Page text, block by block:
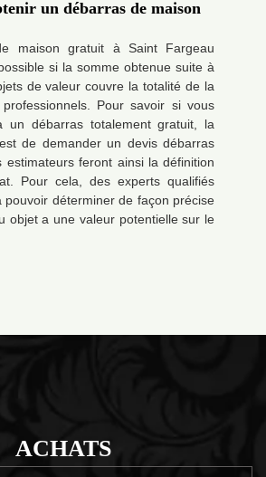
un débarras de maison
maison gratuit à Saint Fargeau
si la somme obtenue suite à
de valeur couvre la totalité de la
Pour savoir si vous
un débarras totalement gratuit, la
de demander un devis débarras
estimateurs feront ainsi la définition
Pour cela, des experts qualifiés
pouvoir déterminer de façon précise
objet a une valeur potentielle sur le
ACHATS